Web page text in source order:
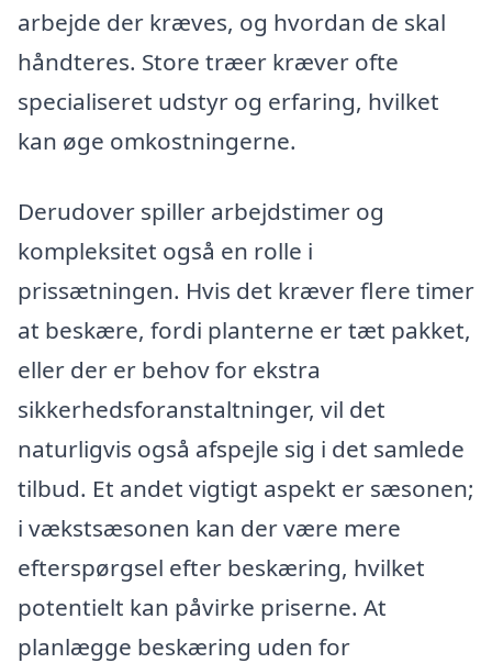
arbejde der kræves, og hvordan de skal
håndteres. Store træer kræver ofte
specialiseret udstyr og erfaring, hvilket
kan øge omkostningerne.
Derudover spiller arbejdstimer og
kompleksitet også en rolle i
prissætningen. Hvis det kræver flere timer
at beskære, fordi planterne er tæt pakket,
eller der er behov for ekstra
sikkerhedsforanstaltninger, vil det
naturligvis også afspejle sig i det samlede
tilbud. Et andet vigtigt aspekt er sæsonen;
i vækstsæsonen kan der være mere
efterspørgsel efter beskæring, hvilket
potentielt kan påvirke priserne. At
planlægge beskæring uden for